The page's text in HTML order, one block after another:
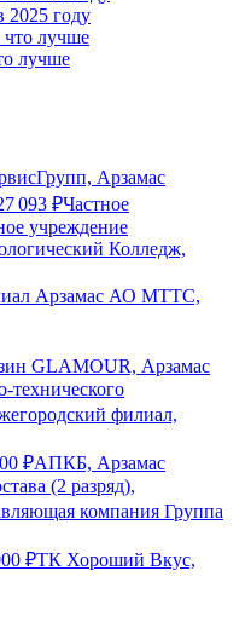
2025 году
лучше
Арзамас
093 ₽Частное
учреждение
Колледж,
Арзамас АО МТТС,
GLAMOUR, Арзамас
технического
филиал,
₽АПКБ, Арзамас
(2 разряд),
компания Группа
₽ТК Хороший Вкус,